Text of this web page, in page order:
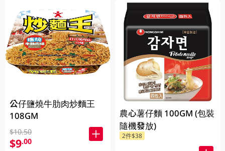
公仔鹽燒牛肋肉炒麵王
108GM
$10.50
$9.00
農心薯仔麵 100GM (包裝
隨機發放)
2件$38